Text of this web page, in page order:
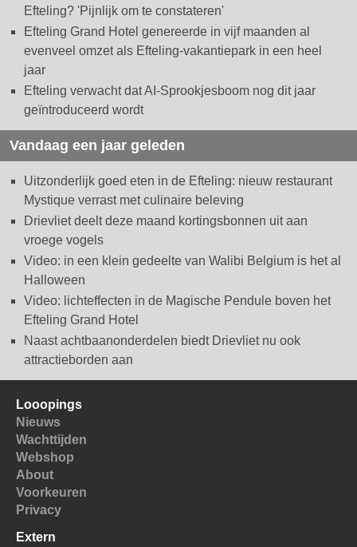
Efteling? 'Pijnlijk om te constateren'
Efteling Grand Hotel genereerde in vijf maanden al
evenveel omzet als Efteling-vakantiepark in een heel
jaar
Efteling verwacht dat AI-Sprookjesboom nog dit jaar
geïntroduceerd wordt
Vandaag een jaar geleden
Uitzonderlijk goed eten in de Efteling: nieuw restaurant
Mystique verrast met culinaire beleving
Drievliet deelt deze maand kortingsbonnen uit aan
vroege vogels
Video: in een klein gedeelte van Walibi Belgium is het al
Halloween
Video: lichteffecten in de Magische Pendule boven het
Efteling Grand Hotel
Naast achtbaanonderdelen biedt Drievliet nu ook
attractieborden aan
Looopings
Nieuws
Wachttijden
Webshop
About
Voorkeuren
Privacy
Extern